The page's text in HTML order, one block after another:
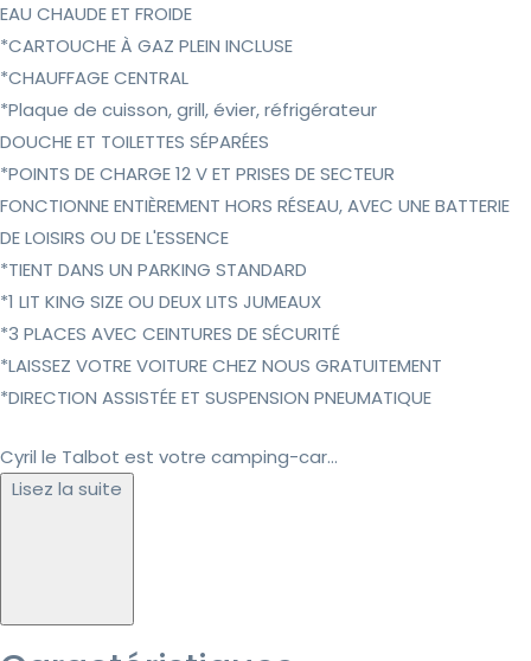
EAU CHAUDE ET FROIDE
*CARTOUCHE À GAZ PLEIN INCLUSE
*CHAUFFAGE CENTRAL
*Plaque de cuisson, grill, évier, réfrigérateur
DOUCHE ET TOILETTES SÉPARÉES
*POINTS DE CHARGE 12 V ET PRISES DE SECTEUR
FONCTIONNE ENTIÈREMENT HORS RÉSEAU, AVEC UNE BATTERIE
DE LOISIRS OU DE L'ESSENCE
*TIENT DANS UN PARKING STANDARD
*1 LIT KING SIZE OU DEUX LITS JUMEAUX
*3 PLACES AVEC CEINTURES DE SÉCURITÉ
*LAISSEZ VOTRE VOITURE CHEZ NOUS GRATUITEMENT
*DIRECTION ASSISTÉE ET SUSPENSION PNEUMATIQUE
Cyril le Talbot est votre camping-car...
Lisez la suite